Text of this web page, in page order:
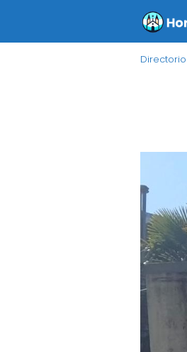
Directorio